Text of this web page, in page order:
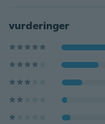
vurderinger